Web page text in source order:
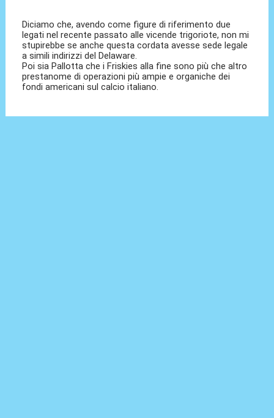
Diciamo che, avendo come figure di riferimento due
legati nel recente passato alle vicende trigoriote, non mi
stupirebbe se anche questa cordata avesse sede legale
a simili indirizzi del Delaware.
Poi sia Pallotta che i Friskies alla fine sono più che altro
prestanome di operazioni più ampie e organiche dei
fondi americani sul calcio italiano.